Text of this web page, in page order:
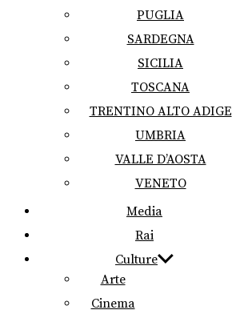
PUGLIA
SARDEGNA
SICILIA
TOSCANA
TRENTINO ALTO ADIGE
UMBRIA
VALLE D’AOSTA
VENETO
Media
Rai
Culture
Arte
Cinema